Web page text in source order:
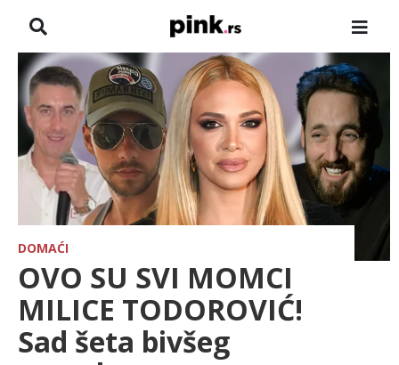
NASLOVNA
VESTI
ZADRUGA
SHOWBIZ
HRONIKA
FARMERI
TV
DOMAĆI
OVO SU SVI MOMCI
MILICE TODOROVIĆ!
Sad šeta bivšeg